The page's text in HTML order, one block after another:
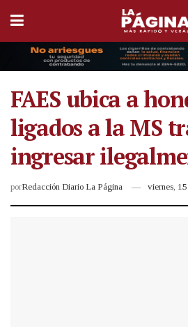
FAES ubica a
ligados a la MS
ingresar
porRedacción Diario La Página viernes,